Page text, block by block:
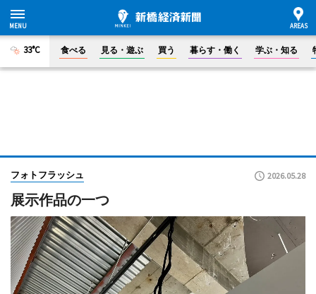
33°C 食べる 見る・遊ぶ 買う 暮らす・働く 学ぶ・知る
フォトフラッシュ 2026.05.28
展示作品の一つ